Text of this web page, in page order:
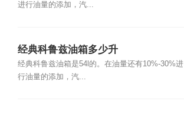
进行油量的添加，汽...
经典科鲁兹油箱多少升
经典科鲁兹油箱是54l的。在油量还有10%-30%进
行油量的添加，汽...